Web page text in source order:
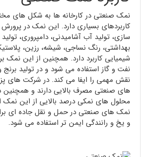
نمک صنعتی در کارخانه ها به شکل های
کاربردهای بسیاری دارد. این نمک در
سازی، تولید آب آشامیدنی، دامپروری،
بهداشتی، رنگ نساجی، شیشه، رزین،
شیمیایی کاربرد دارد. همچنین از این نمک
نفت و گاز استفاده می شود و در تولید برنج و
نقش مهمی را ایفا می کند. در شرکت های
های صنعتی مصرف بالایی دارند و
محلول های نمکی درصد بالایی از این نمک
نمک های صنعتی در حمل و نقل جاده ای
و یخ و رانندگی ایمن تر استفاده می شود.